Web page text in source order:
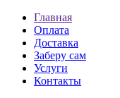
Главная
Оплата
Доставка
Заберу сам
Услуги
Контакты